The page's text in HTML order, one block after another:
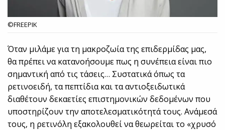
©FREEPIK
Όταν μιλάμε για τη μακροζωία της επιδερμίδας μας,
θα πρέπει να κατανοήσουμε πως η συνέπεια είναι πιο
σημαντική από τις τάσεις… Συστατικά όπως τα
ρετινοειδή, τα πεπτίδια και τα αντιοξειδωτικά
διαθέτουν δεκαετίες επιστημονικών δεδομένων που
υποστηρίζουν την αποτελεσματικότητά τους. Ανάμεσά
τους, η ρετινόλη εξακολουθεί να θεωρείται το «χρυσό